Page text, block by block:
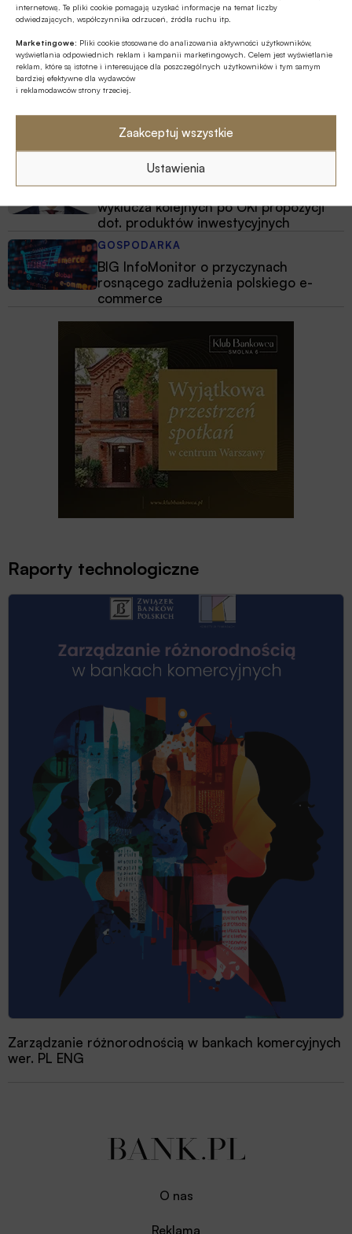
internetową. Te pliki cookie pomagają uzyskać informacje na temat liczby
odwiedzających, współczynnika odrzuceń, źródła ruchu itp.
Marketingowe: Pliki cookie stosowane do analizowania aktywności użytkowników,
wyświetlania odpowiednich reklam i kampanii marketingowych. Celem jest wyświetlanie
reklam, które są istotne i interesujące dla poszczególnych użytkowników i tym samym
bardziej efektywne dla wydawców
i reklamodawców strony trzeciej.
Zaakceptuj wszystkie
Ustawienia
Z RYNKU FINANSOWEGO
Poziom aktywów OFE w lipcu ’26
osiągnął rekordową wartość 354,9 mld
zł
ESG
Fale upałów nie są wyłącznie
problemem pogodowym – to istotne
ryzyko biznesowe
GOSPODARKA
Minister finansów i gospodarki nie
wyklucza kolejnych po OKI propozycji
dot. produktów inwestycyjnych
GOSPODARKA
BIG InfoMonitor o przyczynach
rosnącego zadłużenia polskiego e-
commerce
Raporty technologiczne
Zarządzanie różnorodnością w bankach komercyjnych
wer. PL ENG
O nas
Reklama